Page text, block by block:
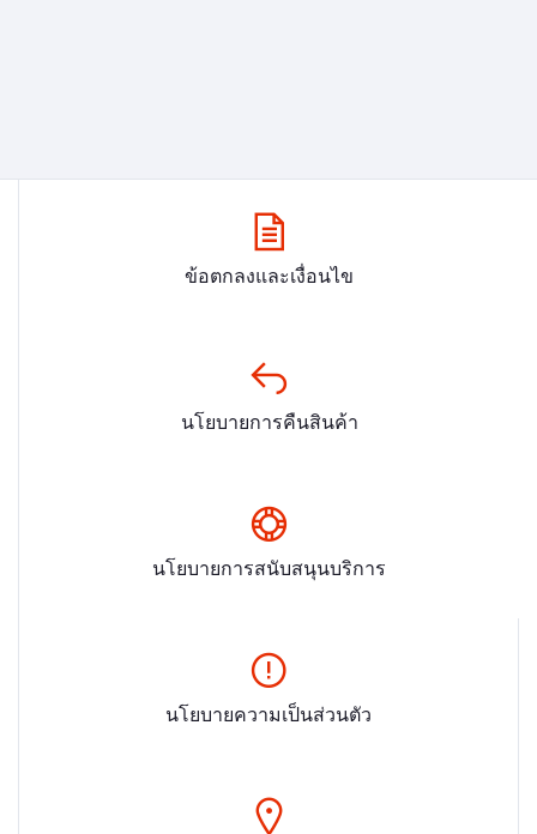
ข้อตกลงและเงื่อนไข
นโยบายการคืนสินค้า
นโยบายการสนับสนุนบริการ
นโยบายความเป็นส่วนตัว